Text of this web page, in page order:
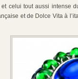
celui tout aussi intense
et de Dolce Vita à